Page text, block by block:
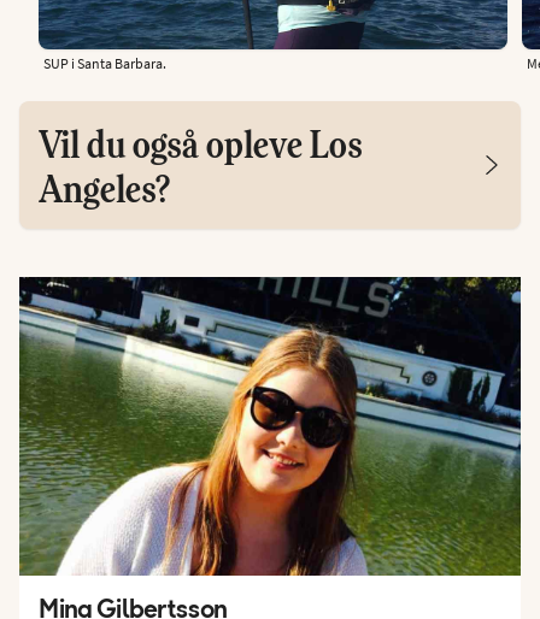
SUP i Santa Barbara.
Vil du også opleve Los
Angeles?
Mina Gilbertsson